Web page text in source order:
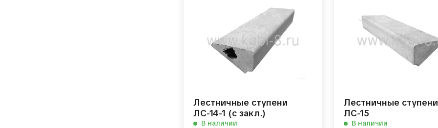
Лестничные ступени
ЛС-14-1 (с закл.)
В наличии
Лестничные ступени
ЛС-15
В наличии